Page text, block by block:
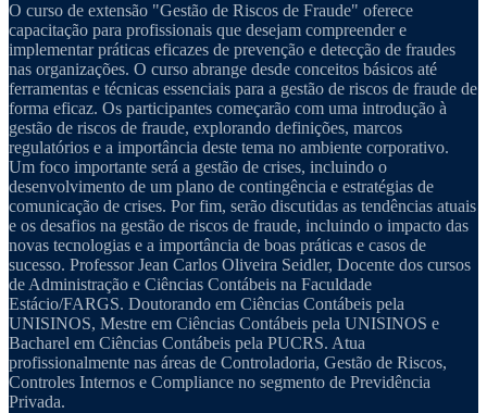
O curso de extensão "Gestão de Riscos de Fraude" oferece
capacitação para profissionais que desejam compreender e
implementar práticas eficazes de prevenção e detecção de fraudes
nas organizações. O curso abrange desde conceitos básicos até
ferramentas e técnicas essenciais para a gestão de riscos de fraude de
forma eficaz. Os participantes começarão com uma introdução à
gestão de riscos de fraude, explorando definições, marcos
regulatórios e a importância deste tema no ambiente corporativo.
Um foco importante será a gestão de crises, incluindo o
desenvolvimento de um plano de contingência e estratégias de
comunicação de crises. Por fim, serão discutidas as tendências atuais
e os desafios na gestão de riscos de fraude, incluindo o impacto das
novas tecnologias e a importância de boas práticas e casos de
sucesso. Professor Jean Carlos Oliveira Seidler, Docente dos cursos
de Administração e Ciências Contábeis na Faculdade
Estácio/FARGS. Doutorando em Ciências Contábeis pela
UNISINOS, Mestre em Ciências Contábeis pela UNISINOS e
Bacharel em Ciências Contábeis pela PUCRS. Atua
profissionalmente nas áreas de Controladoria, Gestão de Riscos,
Controles Internos e Compliance no segmento de Previdência
Privada.